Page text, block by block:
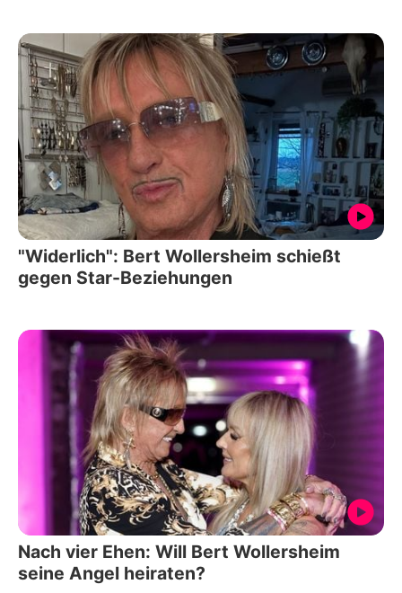
"Widerlich": Bert Wollersheim schießt
gegen Star-Beziehungen
Nach vier Ehen: Will Bert Wollersheim
seine Angel heiraten?